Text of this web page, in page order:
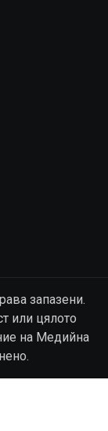
запазени.
или цялото
на Медийна